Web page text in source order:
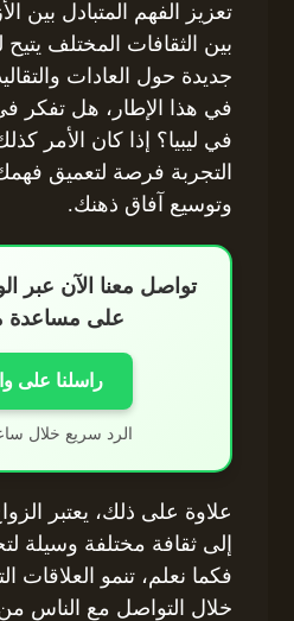
تعزيز الفهم المتبادل بين
بين الثقافات المختلف
جديدة حول العادات
في هذا الإطار، هل تفكر
في ليبيا؟ إذا كان الأمر
التجربة فرصة لتعميق
وتوسيع آفاق ذهنك.
تواصل معنا الآن عبر
على مساعدة
راسلنا على
الرد سريع خلال
علاوة على ذلك، يعتبر
إلى ثقافة مختلفة وسيلة
فكما نعلم، تنمو العلاقات
خلال التواصل مع الناس